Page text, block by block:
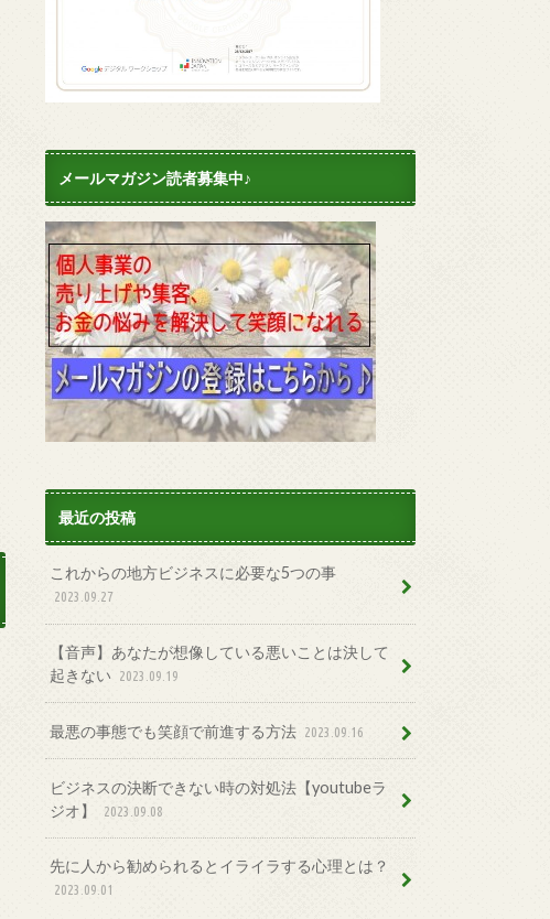
メールマガジン読者募集中♪
最近の投稿
これからの地方ビジネスに必要な5つの事
2023.09.27
【音声】あなたが想像している悪いことは決して
起きない
2023.09.19
最悪の事態でも笑顔で前進する方法 2023.09.16
ビジネスの決断できない時の対処法【youtubeラ
ジオ】
2023.09.08
先に人から勧められるとイライラする心理とは？
2023.09.01